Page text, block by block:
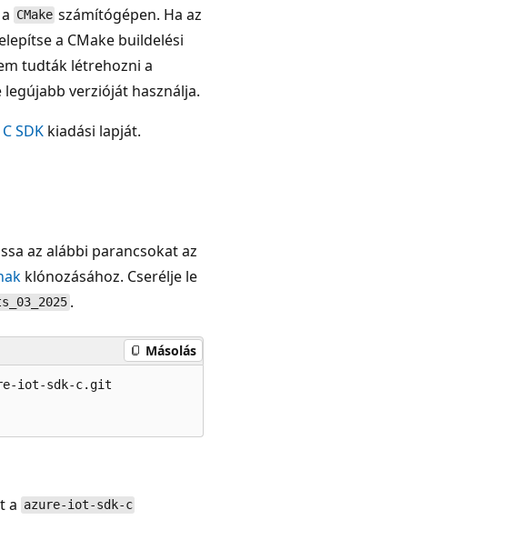
CMake számítógépen. Ha az
a CMake buildelési
tudták létrehozni a
verzióját használja.
SDK kiadási lapját.
az alábbi parancsokat az
klónozásához. Cserélje le
.
Másolás
iot-sdk-c.git
a azure-iot-sdk-c